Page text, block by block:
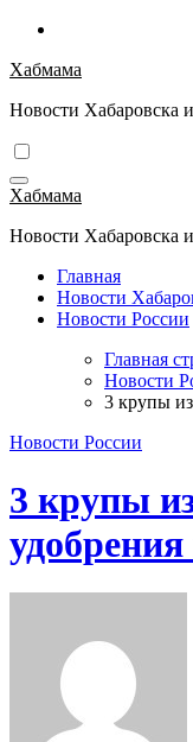
Перейти
содержимому
Хабмама
Новости Хабаровска
Хабмама
Новости Хабаровска
Главная
Новости
Новости России
Главная
Новости
3 крупы
Новости России
3 крупы